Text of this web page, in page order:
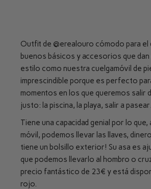
Outfit de @erealouro cómodo para el
buenos básicos y accesorios que
estilo como nuestra cuelgamóvil de
imprescindible porque es perfecto
momentos en los que queremos salir
justo: la piscina, la playa, salir a
Tiene una capacidad genial por lo que,
móvil, podemos llevar las llaves,
tiene un bolsillo exterior! Su asa es
que podemos llevarlo al hombro o
precio fantástico de 23€ y está
rojo.